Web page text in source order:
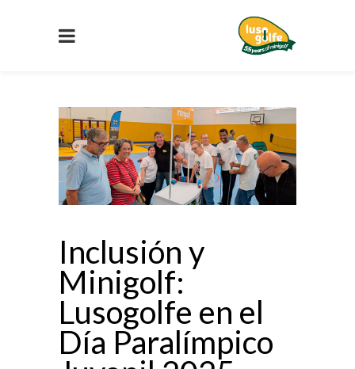
Inclusión y
Minigolf:
Lusogolfe en el
Día Paralímpico